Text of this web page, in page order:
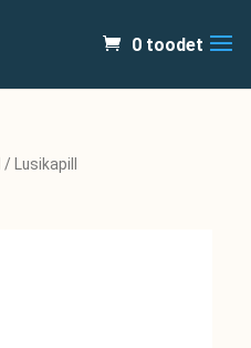
0 toodet
/ Lusikapill